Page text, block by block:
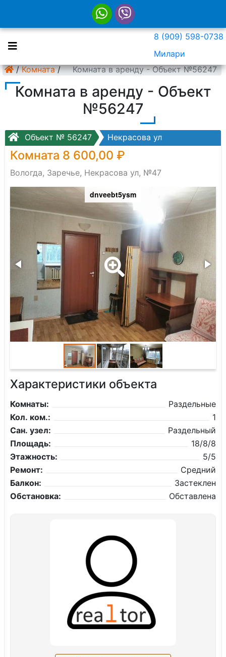
8 (909) 598-0738
Милари
/ Комната / Комната в аренду - Объект №56247
Комната в аренду - Объект
№56247
Объект № 56247 Некрасова ул
Комната 8 600,00 ₽
Вологда, Заречье, Некрасова ул, №47
dnveebt5ysm
Характеристики объекта
Комнаты:
Раздельные
Кол. ком.:
1
Сан. узел:
Раздельный
Площадь:
18/8/8
Этажность:
5/5
Ремонт:
Средний
Балкон:
Застеклен
Обстановка:
Обставлена